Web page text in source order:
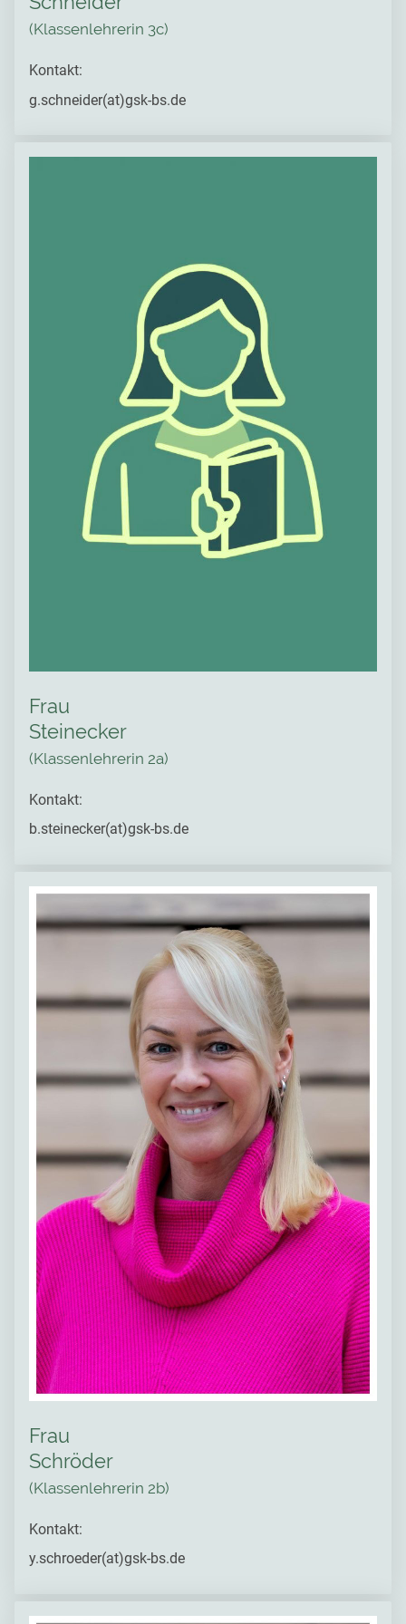
(Klassenlehrerin 3c)
Kontakt:
g.schneider(at)gsk-bs.de
Frau
Steinecker
(Klassenlehrerin 2a)
Kontakt:
b.steinecker(at)gsk-bs.de
Frau
Schröder
(Klassenlehrerin 2b)
Kontakt:
y.schroeder(at)gsk-bs.de